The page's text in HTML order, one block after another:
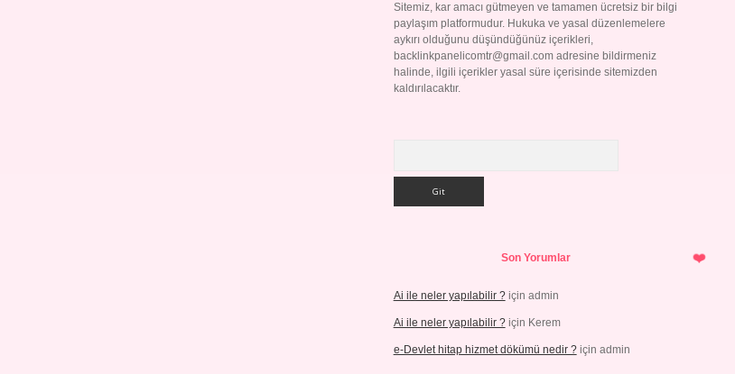
Sitemiz, kar amacı gütmeyen ve tamamen ücretsiz bir bilgi
paylaşım platformudur. Hukuka ve yasal düzenlemelere
aykırı olduğunu düşündüğünüz içerikleri,
backlinkpanelicomtr@gmail.comadresine bildirmeniz
halinde, ilgili içerikler yasal süre içerisinde sitemizden
kaldırılacaktır.
Son Yorumlar
Ai ile neler yapılabilir ?için admin
Ai ile neler yapılabilir ?için Kerem
e-Devlet hitap hizmet dökümü nedir ?için admin